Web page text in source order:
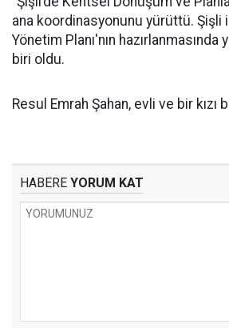
ana koordinasyonunu yürüttü. Şişli
Yönetim Planı'nın
biri oldu.
Resul Emrah Şahan, evli ve bir kızı
HABERE YORUM KAT